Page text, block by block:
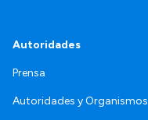
Autoridades
Prensa
Autoridades y Organismos